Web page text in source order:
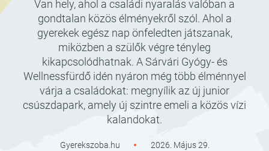
Van hely, ahol a családi nyaralás valóban a
gondtalan közös élményekről szól. Ahol a
gyerekek egész nap önfeledten játszanak,
miközben a szülők végre tényleg
kikapcsolódhatnak. A Sárvári Gyógy- és
Wellnessfürdő idén nyáron még több élménnyel
várja a családokat: megnyílik az új junior
csúszdapark, amely új szintre emeli a közös vízi
kalandokat.
Gyerekszoba.hu 2026. Május 29.